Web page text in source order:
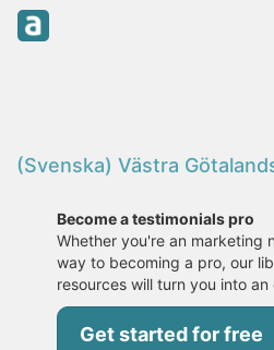
(Svenska) Västra
Become a testimonials pro
Whether you're an marketing
way to becoming a pro, our
resources will turn you into
Get started for free